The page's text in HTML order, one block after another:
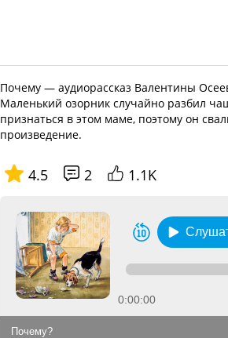
Почему — аудиорассказ Валентины
Маленький озорник случайно разбил
признаться в этом маме, поэтому он
произведение.
4.5 2 1.1K
0:00:00
Почему?